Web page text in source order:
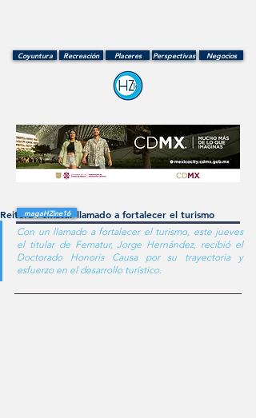
Coyuntura Recreación Placeres Negocios
Perspectivas
Reitera Fematur llamado a fortalecer el turismo
Con un llamado a fortalecer el turismo, este jueves
el titular de Fematur, Jorge Hernández, recibió el
Doctorado Honoris Causa por su trayectoria y
esfuerzo en el desarrollo turístico.
magaHZine16